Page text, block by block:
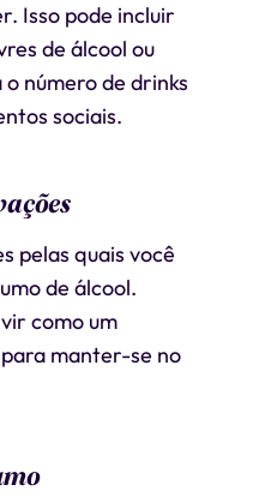
Isso pode incluir
de álcool ou
número de drinks
sociais.
pelas quais você
de álcool.
como um
manter-se no